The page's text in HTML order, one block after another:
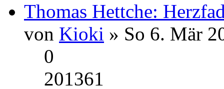
Thomas Hettche:
von Kioki » So 6. Mär
0
201361